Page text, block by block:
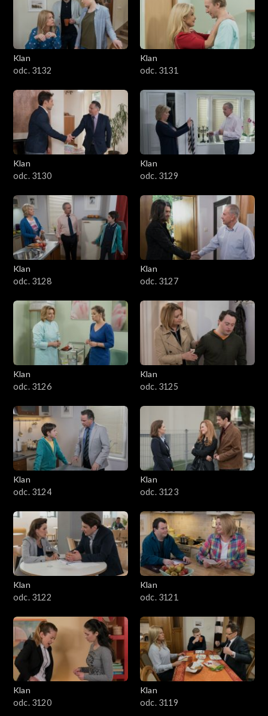
Klan
odc. 3132
Klan
odc. 3131
Klan
odc. 3130
Klan
odc. 3129
Klan
odc. 3128
Klan
odc. 3127
Klan
odc. 3126
Klan
odc. 3125
Klan
odc. 3124
Klan
odc. 3123
Klan
odc. 3122
Klan
odc. 3121
Klan
odc. 3120
Klan
odc. 3119